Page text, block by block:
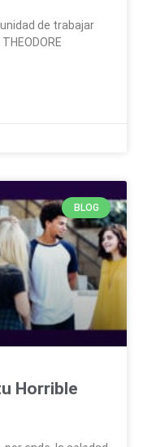
de trabajar
BLOG
Horrible